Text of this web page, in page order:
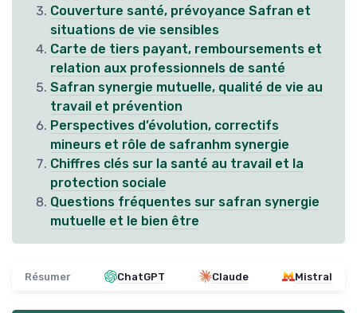
Couverture santé, prévoyance Safran et
situations de vie sensibles
Carte de tiers payant, remboursements et
relation aux professionnels de santé
Safran synergie mutuelle, qualité de vie au
travail et prévention
Perspectives d’évolution, correctifs
mineurs et rôle de safranhm synergie
Chiffres clés sur la santé au travail et la
protection sociale
Questions fréquentes sur safran synergie
mutuelle et le bien être
Résumer ChatGPT Claude Mistral